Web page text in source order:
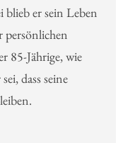
er sein Leben
persönlichen
85-Jährige, wie
dass seine